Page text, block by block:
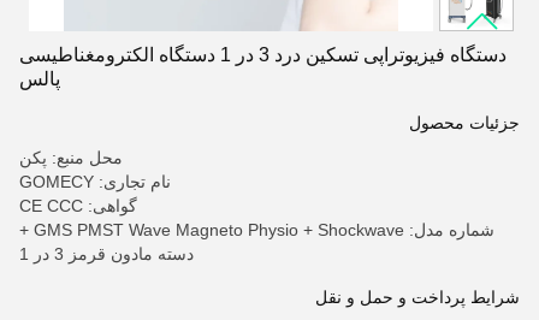
دستگاه فیزیوتراپی تسکین درد 3 در 1 دستگاه الکترومغناطیسی
پالس
جزئیات محصول
محل منبع: پکن
نام تجاری: GOMECY
گواهی: CE CCC
شماره مدل: GMS PMST Wave Magneto Physio + Shockwave +
دسته مادون قرمز 3 در 1
شرایط پرداخت و حمل و نقل